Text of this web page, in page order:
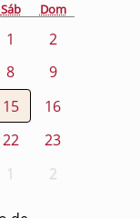
Sáb Dom
1
2
8
9
15
16
22
23
1 2